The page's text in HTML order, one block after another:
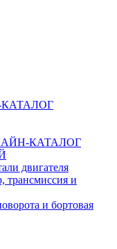
КАТАЛОГ
КАТАЛОГ
двигателя
трансмиссия и
и бортовая